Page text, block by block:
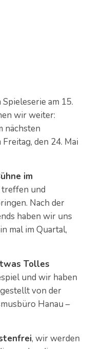
am 15.
wir weiter:
nächsten
Freitag, den 24. Mai
im
treffen und
Nach der
haben wir uns
mal im Quartal,
Tolles
und wir haben
von der
Hanau –
, wir werden